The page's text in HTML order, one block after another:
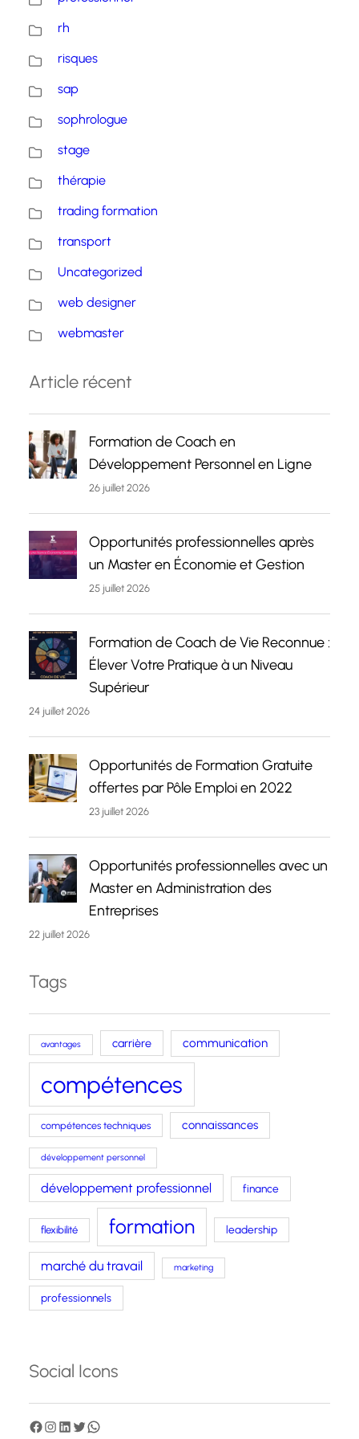
rh
risques
sap
sophrologue
stage
thérapie
trading formation
transport
Uncategorized
web designer
webmaster
Article récent
Formation de Coach en
Développement Personnel en Ligne
26 juillet 2026
Opportunités professionnelles après
un Master en Économie et Gestion
25 juillet 2026
Formation de Coach de Vie Reconnue :
Élever Votre Pratique à un Niveau
Supérieur
24 juillet 2026
Opportunités de Formation Gratuite
offertes par Pôle Emploi en 2022
23 juillet 2026
Opportunités professionnelles avec un
Master en Administration des
Entreprises
22 juillet 2026
Tags
avantages carrière communication
compétences
compétences techniques connaissances
développement personnel
développement professionnel finance
flexibilité formation leadership
marché du travail marketing
professionnels
Social Icons